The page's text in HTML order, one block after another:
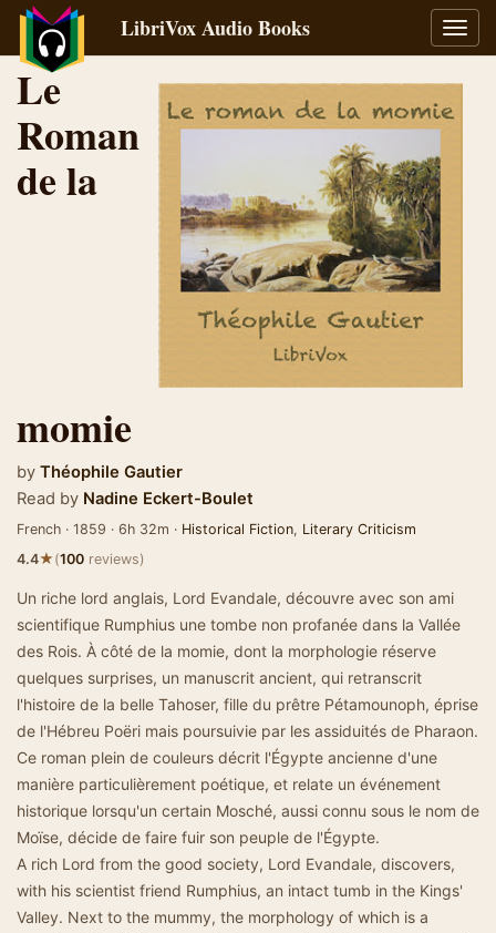
LibriVox Audio Books
Le
Roman
de la
momie
by Théophile Gautier
Read by Nadine Eckert-Boulet
French · 1859 · 6h 32m · Historical Fiction, Literary Criticism
4.4★(100 reviews)
Un riche lord anglais, Lord Evandale, découvre avec son ami
scientifique Rumphius une tombe non profanée dans la Vallée
des Rois. À côté de la momie, dont la morphologie réserve
quelques surprises, un manuscrit ancient, qui retranscrit
l'histoire de la belle Tahoser, fille du prêtre Pétamounoph, éprise
de l'Hébreu Poëri mais poursuivie par les assiduités de Pharaon.
Ce roman plein de couleurs décrit l'Égypte ancienne d'une
manière particulièrement poétique, et relate un événement
historique lorsqu'un certain Mosché, aussi connu sous le nom de
Moïse, décide de faire fuir son peuple de l'Égypte.
A rich Lord from the good society, Lord Evandale, discovers,
with his scientist friend Rumphius, an intact tumb in the Kings'
Valley. Next to the mummy, the morphology of which is a